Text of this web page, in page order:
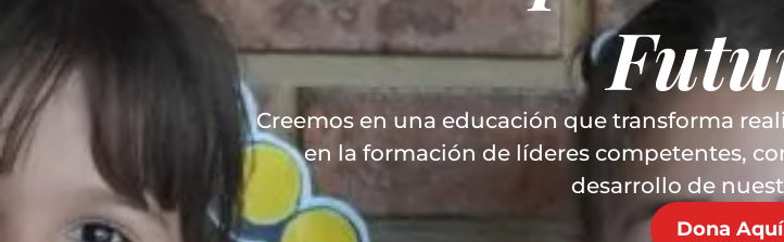
Creemos en una educación que transforma
en la formación de líderes competentes,
desarrollo de
Dona Aquí